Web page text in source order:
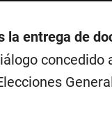
la entrega de
concedido